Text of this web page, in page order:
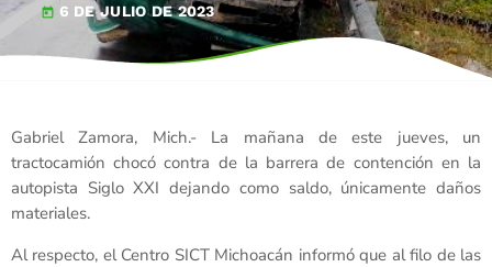
today 6 DE JULIO DE 2023
Gabriel Zamora, Mich.- La mañana de este jueves, un
tractocamión chocó contra de la barrera de contención en la
autopista Siglo XXI dejando como saldo, únicamente daños
materiales.
Al respecto, el Centro SICT Michoacán informó que al filo de las